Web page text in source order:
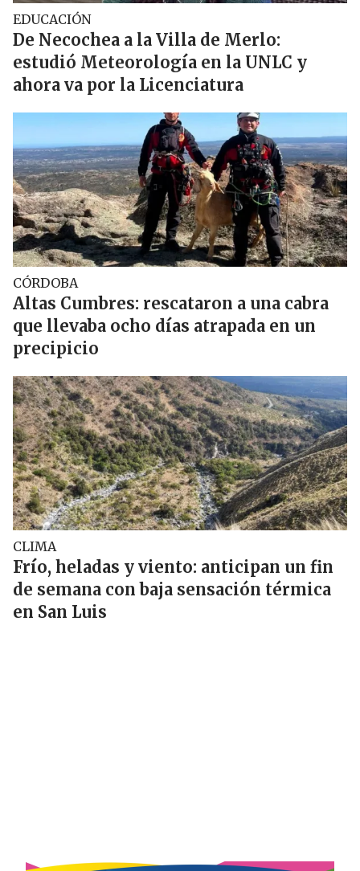
EDUCACIÓN
De Necochea a la Villa de Merlo:
estudió Meteorología en la UNLC y
ahora va por la Licenciatura
CÓRDOBA
Altas Cumbres: rescataron a una cabra
que llevaba ocho días atrapada en un
precipicio
CLIMA
Frío, heladas y viento: anticipan un fin
de semana con baja sensación térmica
en San Luis